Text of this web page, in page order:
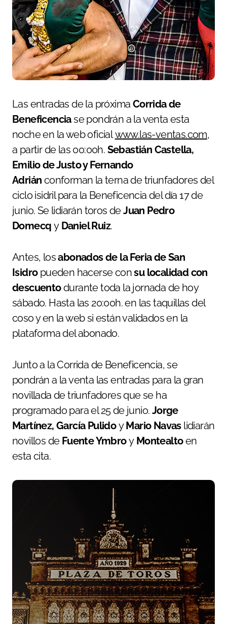
Las entradas de la próxima Corrida de
Beneficenciase pondrán a la venta esta
noche en la web oficialwww.las-ventas.com,
a partir de las 00:00h. Sebastián Castella,
Emilio de Justo y Fernando
Adrián conforman la terna de triunfadores del
ciclo isidril para la Beneficencia del día 17 de
junio. Se lidiarán toros deJuan Pedro
Domecq y Daniel Ruiz.
Antes, losabonados de la Feria de San
Isidropueden hacerse consu localidad con
descuentodurante toda la jornada de hoy
sábado. Hasta las 20:00h. en las taquillas del
coso y en la web si están validados en la
plataforma del abonado.
Junto a la Corrida de Beneficencia, se
pondrán a la venta las entradas para la gran
novillada de triunfadores que se ha
programado para el 25 de junio. Jorge
Martínez, García PulidoyMario Navaslidiarán
novillos de Fuente Ymbroy Montealtoen
esta cita.